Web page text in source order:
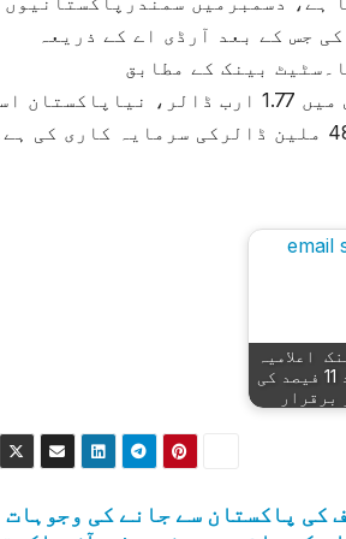
سرمایہ کاری کی جس کے بعد آرڈی اے کے ذریعہ
کاحجم 3.5 ارب ڈالرہوگیا۔سٹیٹ بینک کے مطابق
سمندرپارپاکستانیوں نے اب تک روایتی نیاپاکستان سرٹیفکیٹس میں 1.77 ارب ڈالر،
اعلامیہ
) شرح سود 11 فیصد کی
برقرار
کی پاکستان سے جانے کی وجوہات